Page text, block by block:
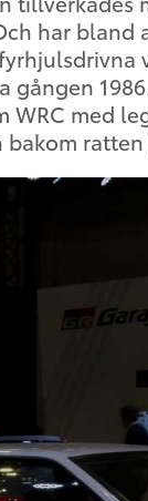
har bland
gången
med
bakom